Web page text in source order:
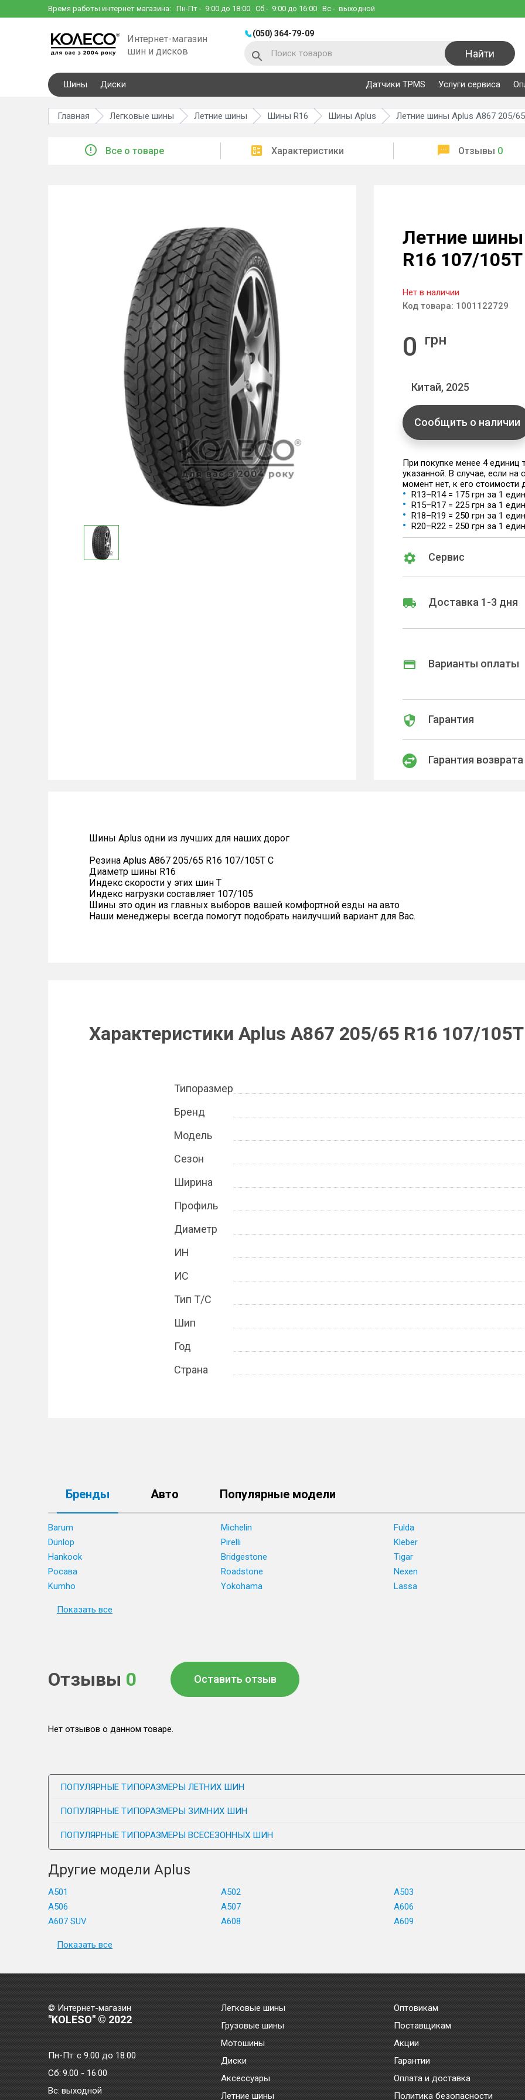
Время работы интернет магазина: Пн-Пт - 9:00 до 18:00 Сб - 9:00 до 16:00 Вс - выходной
Интернет-магазин
шин и дисков
(050) 364-79-09
Найти
Шины Диски Датчики TPMS Услуги сервиса
Главная Легковые шины Летние шины Шины R16 Шины Aplus Летние шины Aplus A867 205/
Все о товаре Характеристики Отзывы 0
Летние шины
R16 107/105T
Нет в наличии
Код товара: 1001122729
0 грн
Китай, 2025
Сообщить о наличии
При покупке менее 4
указанной. В случае, если
момент нет, к его стоимости
R13–R14 = 175 грн за 1
R15–R17 = 225 грн за 1
R18–R19 = 250 грн за 1
R20–R22 = 250 грн за 1
Сервис
Доставка 1-3 дня
Варианты оплаты
Гарантия
Гарантия возврата
Шины Aplus одни из лучших для наших дорог
Резина Aplus A867 205/65 R16 107/105T C
Диаметр шины R16
Индекс скорости у этих шин T
Индекс нагрузки составляет 107/105
Шины это один из главных выборов вашей комфортной езды на авто
Наши менеджеры всегда помогут подобрать наилучший вариант для Вас.
Характеристики Aplus A867 205/65 R16 107/
Типоразмер
Бренд
Модель
Сезон
Ширина
Профиль
Диаметр
ИН
ИС
Тип Т/С
Шип
Год
Страна
Бренды Авто Популярные модели
Barum Michelin
Fulda
Dunlop
Pirelli
Kleber
Hankook
Bridgestone
Tigar
Росава
Roadstone
Nexen
Kumho
Yokohama Lassa
Показать все
Отзывы 0 Оставить отзыв
Нет отзывов о данном товаре.
ПОПУЛЯРНЫЕ ТИПОРАЗМЕРЫ ЛЕТНИХ ШИН
ПОПУЛЯРНЫЕ ТИПОРАЗМЕРЫ ЗИМНИХ ШИН
ПОПУЛЯРНЫЕ ТИПОРАЗМЕРЫ ВСЕСЕЗОННЫХ ШИН
Другие модели Aplus
A501 A502
A503
A506
A507
A606
A607 SUV
A608 A609
Показать все
© Интернет-магазин
"KOLESO" © 2022
Пн-Пт:с 9.00 до 18.00
Сб: 9.00 - 16.00
Bc: выходной
Легковые шины
Грузовые шины
Мотошины
Диски
Аксессуары
Летние шины
Оптовикам
Поставщикам
Акции
Гарантии
Оплата и доставка
Политика безопасности